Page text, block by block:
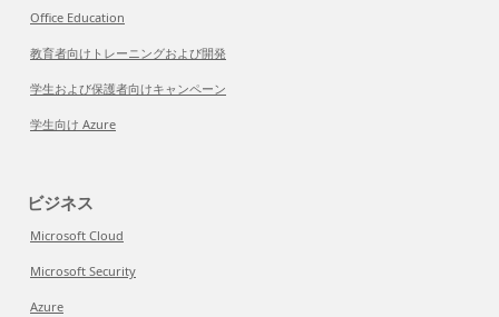
Office Education
教育者向けトレーニングおよび開発
学生および保護者向けキャンペーン
学生向け Azure
ビジネス
Microsoft Cloud
Microsoft Security
Azure